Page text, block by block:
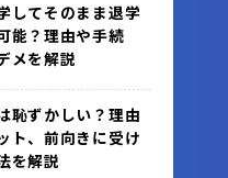
してそのまま退学
能？理由や手続
メを解説
恥ずかしい？理由
ト、前向きに受け
を解説